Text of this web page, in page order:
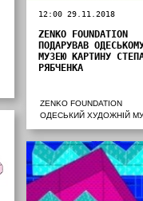
12:00 29.11.2018
ZENKO FOUNDATION
ПОДАРУВАВ
МУЗЕЮ КАРТИНУ
РЯБЧЕНКА
ZENKO FOUNDATION
ОДЕСЬКИЙ ХУДОЖНІЙ